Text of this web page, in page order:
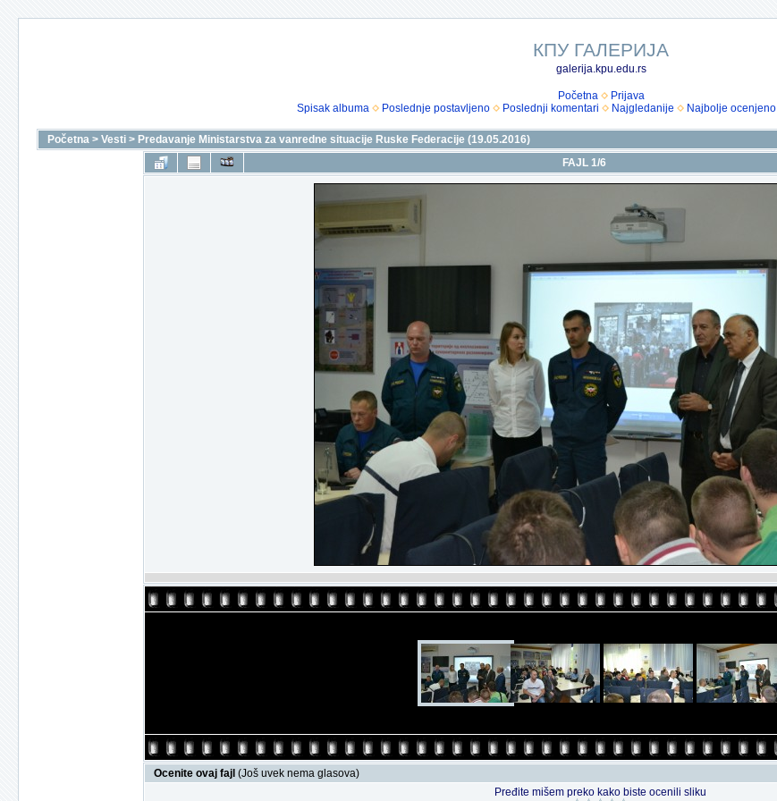
КПУ ГАЛЕРИЈА
galerija.kpu.edu.rs
Početna
Prijava
Spisak albuma
Poslednje postavljeno Poslednji komentari Najgledanije Najbolje ocenjeno
Početna > Vesti > Predavanje Ministarstva za vanredne situacije Ruske Federacije (19.05.2016)
FAJL 1/6
Ocenite ovaj fajl (Još uvek nema glasova)
Pređite mišem preko kako biste ocenili sliku